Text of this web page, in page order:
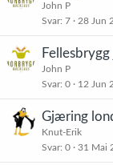
John P
Svar 7 28 Jun
John P
Svar 0 12 Jun
Gjæring
Knut-Erik
Svar 0 31 Mai